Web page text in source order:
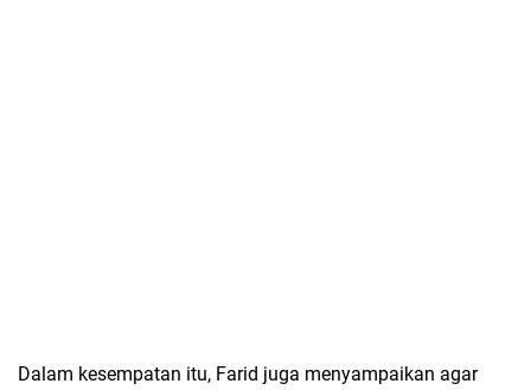
Dalam kesempatan itu, Farid juga menyampaikan agar